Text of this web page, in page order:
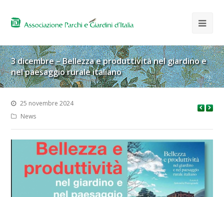
3 dicembre – Bellezza e produttività nel giardino e
nel paesaggio rurale italiano
25 novembre 2024
News